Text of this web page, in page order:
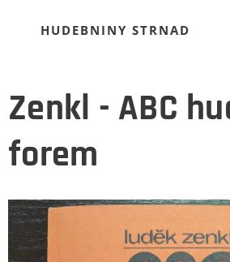
HUDEBNINY STRNAD
Zenkl - ABC
forem